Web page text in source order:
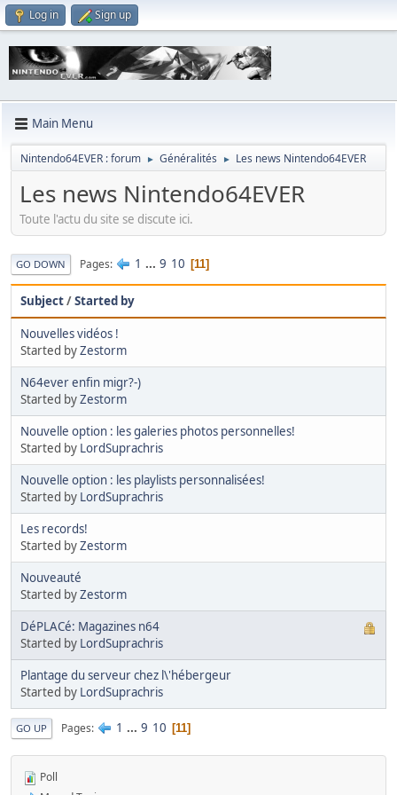
Log in Sign up
Main Menu
Nintendo64EVER : forum ► Généralités ► Les news Nintendo64EVER
Les news Nintendo64EVER
Toute l'actu du site se discute ici.
GO DOWN Pages 1 ... 9 10 11
Subject/Started by
Nouvelles vidéos !
Started byZestorm
N64ever enfin migr?-)
Started byZestorm
Nouvelle option : les galeries photos personnelles!
Started by LordSuprachris
Nouvelle option : les playlists personnalisées!
Started by LordSuprachris
Les records!
Started byZestorm
Nouveauté
Started byZestorm
DéPLACé: Magazines n64
Started by LordSuprachris
Plantage du serveur chez l\'hébergeur
Started by LordSuprachris
GO UP Pages 1 ... 9 10 11
Poll